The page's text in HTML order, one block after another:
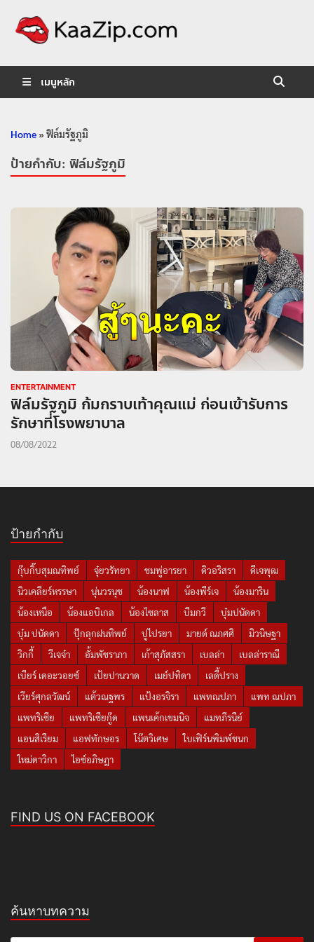
เมนูหลัก
Home»ฟิล์มรัฐภูมิ
ป้ายกำกับ: ฟิล์มรัฐภูมิ
ENTERTAINMENT
ฟิล์มรัฐภูมิ ก้มกราบเท้าคุณแม่ ก่อนเข้ารับการ
รักษาที่โรงพยาบาล
08/08/2022
ป้ายกำกับ
กุ๊บกิ๊บสุมณทิพย์ จุ๋ยวรัทยา ชมพู่อารยา ดิวอริสรา
ดีเจพุฒ
นิวเคลียร์หรรษา
นุ่นวรนุช น้องนาฟ น้องพีร์เจ
น้องมาริน
น้องเหนือ
น้องแอบิเกล น้องไซลาส บีมกวี
บุ๋มปนัดดา
บุ๋ม ปนัดดา
ปุ๊กลุกฝนทิพย์ ปูไปรยา มายด์ ณภศศิ
มิวนิษฐา
วิกกี้
วีเจจ๋า อั้มพัชราภา เก้าสุภัสสรา เบลล่า
เบลล่าราณี
เบียร์ เดอะวอยซ์
เป้ยปานวาด เมย์ปทิดา
เลดี้ปราง
เวียร์ศุกลวัฒน์
แต้วณฐพร แป้งอรจิรา แพทณปภา
แพท ณปภา
แพทริเซีย
แพทริเซียกู๊ด แพนเค้กเขมนิจ
แมทภีรนีย์
แอนสิเรียม
แอฟทักษอร โน๊ตวิเศษ
ใบเฟิร์นพิมพ์ชนก
ใหม่ดาวิกา
ไอซ์อภิษฎา
FIND US ON FACEBOOK
ค้นหาบทความ